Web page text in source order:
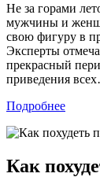
Не за горами
мужчины и
свою фигуру в
Эксперты
прекрасный
приведения
Подробнее
Как